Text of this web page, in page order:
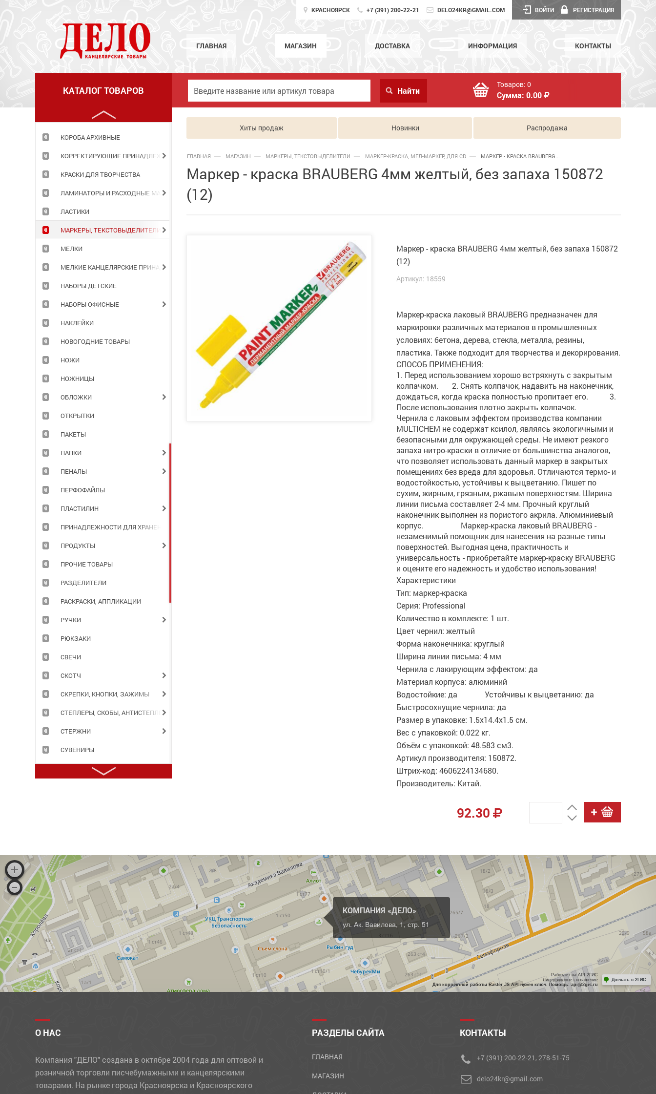
КРАСНОЯРСК +7 (391) 200-22-21 DELO24KR@GMAIL.COM ВОЙТИ РЕГИСТРАЦИЯ
ГЛАВНАЯ МАГАЗИН ДОСТАВКА ИНФОРМАЦИЯ КОНТАКТЫ
КАТАЛОГ ТОВАРОВ
Товаров: 0
Сумма: 0.00
КНИГИ ДЛЯ ЗАПИСЕЙ
КНИЖКИ ДЕТСКИЕ
КОРЗИНЫ ОФИСНЫЕ
КОРОБА АРХИВНЫЕ
КОРРЕКТИРУЮЩИЕ ПРИНАДЛЕЖНОСТИ
КРАСКИ ДЛЯ ТВОРЧЕСТВА
ЛАМИНАТОРЫ И РАСХОДНЫЕ МАТЕРИАЛЫ
ЛАСТИКИ
МАРКЕРЫ, ТЕКСТОВЫДЕЛИТЕЛИ
МЕЛКИ
МЕЛКИЕ КАНЦЕЛЯРСКИЕ ПРИНАДЛЕЖНОСТИ
НАБОРЫ ДЕТСКИЕ
НАБОРЫ ОФИСНЫЕ
НАКЛЕЙКИ
НОВОГОДНИЕ ТОВАРЫ
НОЖИ
НОЖНИЦЫ
ОБЛОЖКИ
ОТКРЫТКИ
ПАКЕТЫ
ПАПКИ
ПЕНАЛЫ
ПЕРФОФАЙЛЫ
ПЛАСТИЛИН
ПРИНАДЛЕЖНОСТИ ДЛЯ ХРАНЕНИЯ ДОКУМЕНТОВ
ПРОДУКТЫ
ПРОЧИЕ ТОВАРЫ
РАЗДЕЛИТЕЛИ
РАСКРАСКИ, АППЛИКАЦИИ
РУЧКИ
РЮКЗАКИ
СВЕЧИ
СКОТЧ
СКРЕПКИ, КНОПКИ, ЗАЖИМЫ
СТЕПЛЕРЫ, СКОБЫ, АНТИСТЕПЛЕРЫ
СТЕРЖНИ
СУВЕНИРЫ
ТУШЬ
УЧЕБНЫЕ МАТЕРИАЛЫ
ФЛОМАСТЕРЫ
ФОТОАЛЬБОМЫ, ФОТОРАМКИ
ХОЗЯЙСТВЕННЫЕ ТОВАРЫ
ЧЕРНИЛА
ЧЕРТЕЖНЫЕ ПРИНАДЛЕЖНОСТИ
ШАРИКИ
Хиты продаж Новинки Распродажа
ГЛАВНАЯ МАГАЗИН МАРКЕРЫ, ТЕКСТОВЫДЕЛИТЕЛИ МАРКЕР-КРАСКА, МЕЛ-МАРКЕР, ДЛЯ CD МАРКЕР - КРАСКА BRAUBERG...
Маркер - краска BRAUBERG 4мм желтый, без запаха 150872
(12)
Маркер - краска BRAUBERG 4мм желтый, без запаха 150872
(12)
Артикул: 18559
Маркер-краска лаковый BRAUBERG предназначен для
маркировки различных материалов в промышленных
условиях: бетона, дерева, стекла, металла, резины,
пластика. Также подходит для творчества и декорирования.
СПОСОБ ПРИМЕНЕНИЯ:
1. Перед использованием хорошо встряхнуть с закрытым
колпачком. 2. Снять колпачок, надавить на наконечник,
дождаться, когда краска полностью пропитает его. 3.
После использования плотно закрыть колпачок.
Чернила с лаковым эффектом производства компании
MULTICHEM не содержат ксилол, являясь экологичными и
безопасными для окружающей среды. Не имеют резкого
запаха нитро-краски в отличие от большинства аналогов,
что позволяет использовать данный маркер в закрытых
помещениях без вреда для здоровья. Отличаются термо- и
водостойкостью, устойчивы к выцветанию. Пишет по
сухим, жирным, грязным, ржавым поверхностям. Ширина
линии письма составляет 2-4 мм. Прочный круглый
наконечник выполнен из пористого акрила. Алюминиевый
корпус. Маркер-краска лаковый BRAUBERG -
незаменимый помощник для нанесения на разные типы
поверхностей. Выгодная цена, практичность и
универсальность - приобретайте маркер-краску BRAUBERG
и оцените его надежность и удобство использования!
Характеристики
Тип: маркер-краска
Серия: Professional
Количество в комплекте: 1 шт.
Цвет чернил: желтый
Форма наконечника: круглый
Ширина линии письма: 4 мм
Чернила с лакирующим эффектом: да
Материал корпуса: алюминий
Водостойкие: да Устойчивы к выцветанию: да
Быстросохнущие чернила: да
Размер в упаковке: 1.5x14.4x1.5 см.
Вес с упаковкой: 0.022 кг.
Объём с упаковкой: 48.583 см3.
Артикул производителя: 150872.
Штрих-код: 4606224134680.
Производитель: Китай.
92.30
КОМПАНИЯ «ДЕЛО»
ул. Ак. Вавилова, 1, стр. 51
Работает на API 2ГИС
Лицензионное соглашение
Для корректной работы Raster JS API нужен ключ. Помощь: api@2gis.ru
Доехать с 2ГИС
О НАС
Компания "ДЕЛО" создана в октябре 2004 года для оптовой и
розничной торговли писчебумажными и канцелярскими
товарами. На рынке города Красноярска и Красноярского
РАЗДЕЛЫ САЙТА
ГЛАВНАЯ
МАГАЗИН
КОНТАКТЫ
+7 (391) 200-22-21, 278-51-75
delo24kr@gmail.com